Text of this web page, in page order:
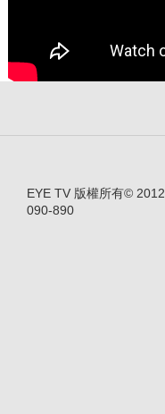
EYE TV 版權所有©
090-890